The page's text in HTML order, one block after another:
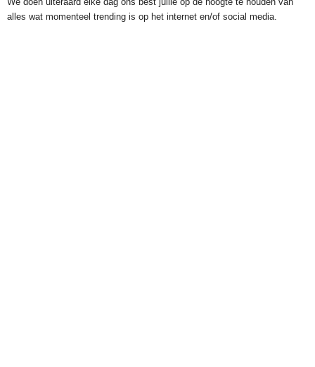
alles wat momenteel trending is op het internet en/of social media.